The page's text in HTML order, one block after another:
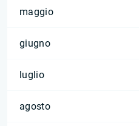
maggio
giugno
luglio
agosto